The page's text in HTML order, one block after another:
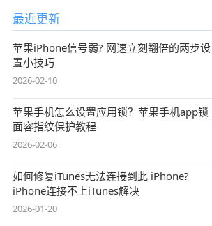
最近更新
苹果iPhone信号弱? 网速立刻翻倍的两步设
置小技巧
2026-02-10
苹果手机怎么设置应用锁？苹果手机app锁
面容指纹保护教程
2026-02-06
如何修复iTunes无法连接到此 iPhone?
iPhone连接不上iTunes解决
2026-01-20